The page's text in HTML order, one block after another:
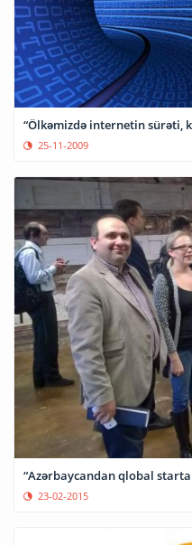
“Ölkəmizdə internetin sürəti,
25-11-2009
“Azərbaycandan qlobal
23-02-2015